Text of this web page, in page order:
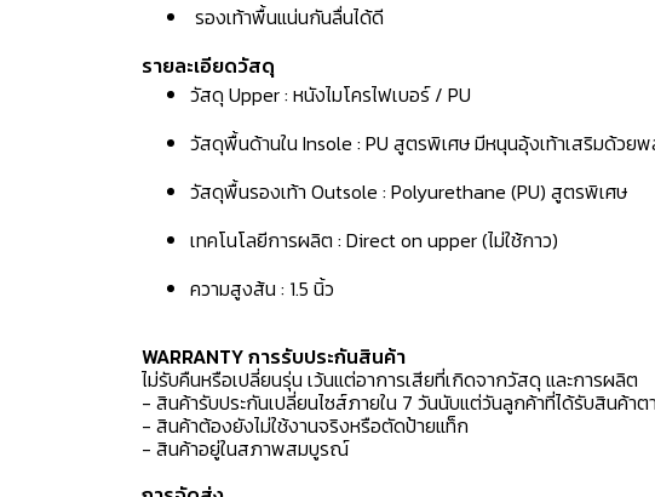
รองเท้าพื้นแน่นกันลื่นได้ดี
รายละเอียดวัสดุ
วัสดุ Upper : หนังไมโครไฟเบอร์ / PU
วัสดุพื้นด้านใน Insole : PU สูตรพิเศษ มีหนุนอุ้งเท้าเสริมด้วย
วัสดุพื้นรองเท้า Outsole : Polyurethane (PU) สูตรพิเศษ
เทคโนโลยีการผลิต : Direct on upper (ไม่ใช้กาว)
ความสูงส้น : 1.5 นิ้ว
WARRANTY การรับประกันสินค้า
ไม่รับคืนหรือเปลี่ยนรุ่น เว้นแต่อาการเสียที่เกิดจากวัสดุ และการผลิต
- สินค้ารับประกันเปลี่ยนไซส์ภายใน 7 วันนับแต่วันลูกค้าที่ได้รับสินค้าต
- สินค้าต้องยังไม่ใช้งานจริงหรือตัดป้ายแท็ก
- สินค้าอยู่ในสภาพสมบูรณ์